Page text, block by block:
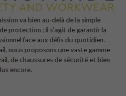
va bien au-delà de la simple
protection ; il s'agit de garantir la
face aux défis du quotidien.
nous proposons une vaste gamme
de chaussures de sécurité et bien
encore.